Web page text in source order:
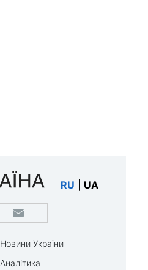
RU UA
Новини України
Аналітика